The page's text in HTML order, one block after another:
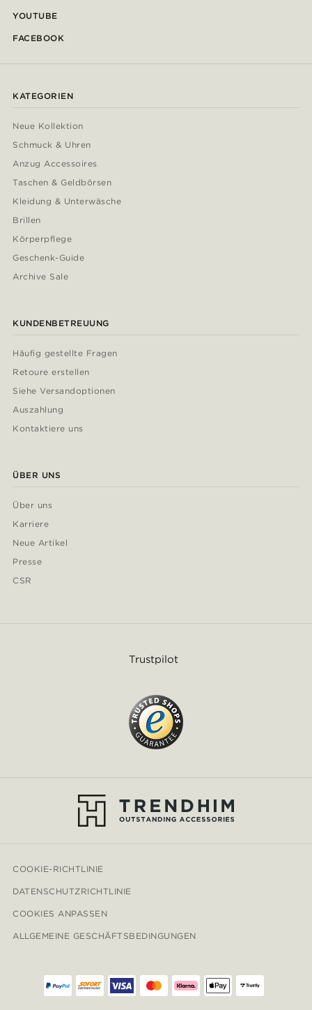
YOUTUBE
FACEBOOK
KATEGORIEN
Neue Kollektion
Schmuck & Uhren
Anzug Accessoires
Taschen & Geldbörsen
Kleidung & Unterwäsche
Brillen
Körperpflege
Geschenk-Guide
Archive Sale
KUNDENBETREUUNG
Häufig gestellte Fragen
Retoure erstellen
Siehe Versandoptionen
Auszahlung
Kontaktiere uns
ÜBER UNS
Über uns
Karriere
Neue Artikel
Presse
CSR
Trustpilot
COOKIE-RICHTLINIE
DATENSCHUTZRICHTLINIE
COOKIES ANPASSEN
ALLGEMEINE GESCHÄFTSBEDINGUNGEN